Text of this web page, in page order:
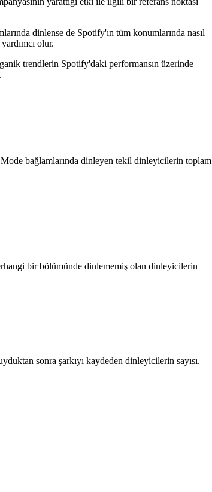
dinlense de Spotify'ın tüm konumlarında nasıl
olur.
trendlerin Spotify'daki performansın üzerinde
bağlamlarında dinleyen tekil dinleyicilerin toplam
bir bölümünde dinlememiş olan dinleyicilerin
sonra şarkıyı kaydeden dinleyicilerin sayısı.